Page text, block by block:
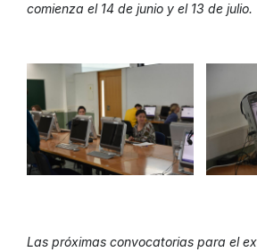
comienza el 14 de junio y el 13 de julio.
Las próximas convocatorias para el